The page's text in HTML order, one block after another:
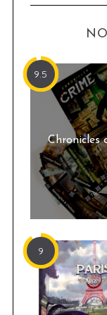
9.5
Chronicles
9